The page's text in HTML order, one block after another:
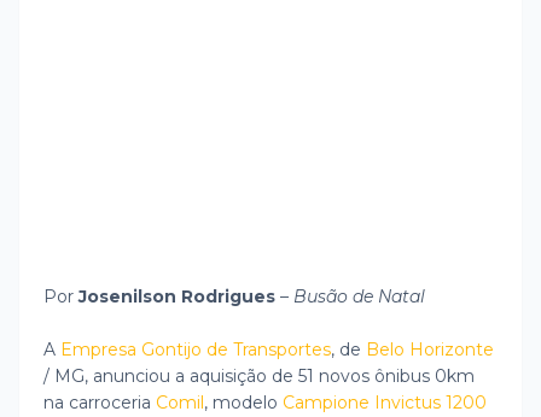
PorJosenilson Rodrigues – Busão de Natal
A Empresa Gontijo de Transportes, de Belo Horizonte
/ MG, anunciou a aquisição de 51 novos ônibus 0km
na carroceria Comil, modelo Campione Invictus 1200